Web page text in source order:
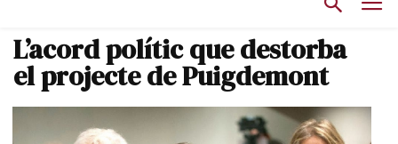
L’acord polític que destorba
el projecte de Puigdemont